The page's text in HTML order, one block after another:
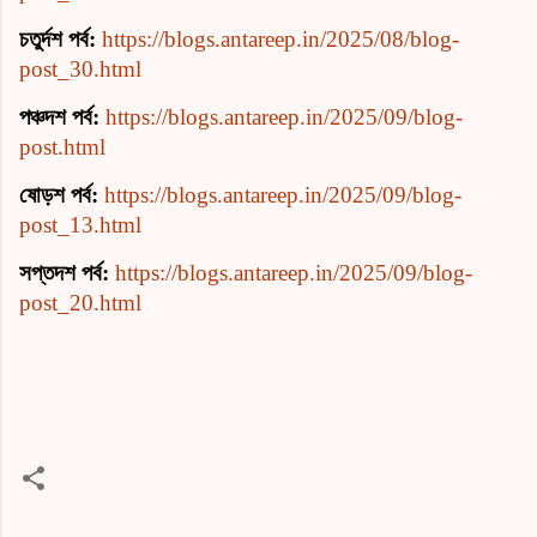
চতুর্দশ পর্ব: https://blogs.antareep.in/2025/08/blog-
post_30.html
পঞ্চদশ পর্ব: https://blogs.antareep.in/2025/09/blog-
post.html
ষোড়শ পর্ব: https://blogs.antareep.in/2025/09/blog-
post_13.html
সপ্তদশ পর্ব: https://blogs.antareep.in/2025/09/blog-
post_20.html